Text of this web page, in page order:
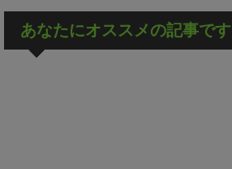
あなたにオススメの記事です